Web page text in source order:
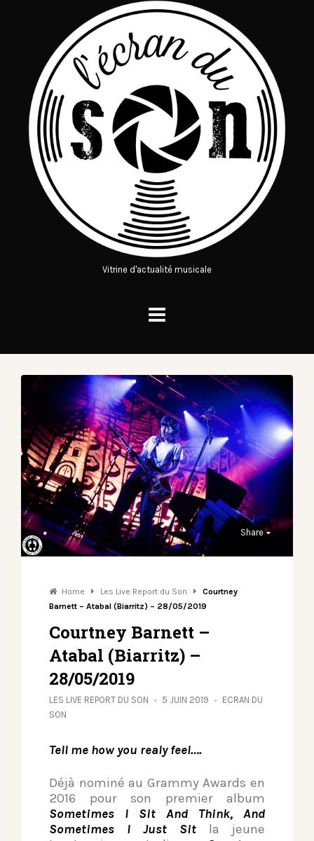
Vitrine d'actualité musicale
Share
Home Les Live Report du Son
Courtney
Barnett – Atabal (Biarritz) – 28/05/2019
Courtney Barnett –
Atabal (Biarritz) –
28/05/2019
LES LIVE REPORT DU SON 5 JUIN 2019
ECRAN DU
SON
Tell me how you realy feel….
Déjà nominé au Grammy Awards en
2016 pour son premier album
Sometimes I Sit And Think, And
Sometimes I Just Sit
la jeune